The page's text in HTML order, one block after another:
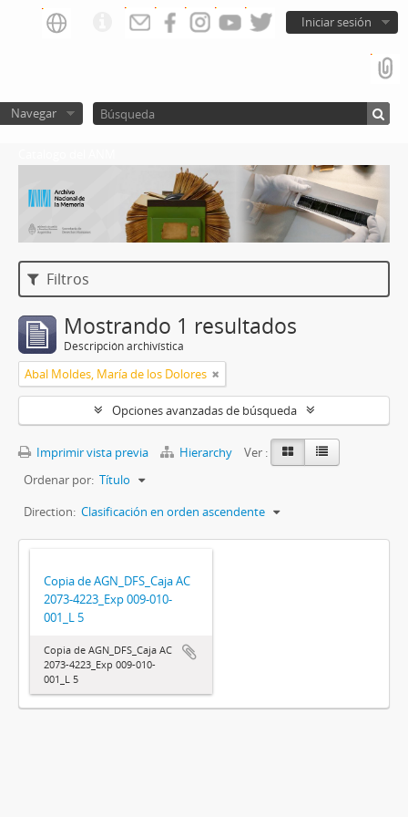
Iniciar sesión
Navegar
Filtros
Mostrando 1 resultados
Descripción archivística
Abal Moldes, María de los Dolores
Opciones avanzadas de búsqueda
Imprimir vista previa Hierarchy
Ver :
Ordenar por: Título
Direction: Clasificación en orden ascendente
Copia de AGN_DFS_Caja AC
2073-4223_Exp 009-010-
001_L 5
Copia de AGN_DFS_Caja AC
2073-4223_Exp 009-010-
001_L 5